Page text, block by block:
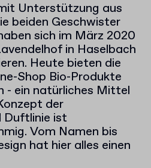
Unterstützung aus
beiden Geschwister
sich im März 2020
in Haselbach
Heute bieten die
Shop Bio-Produkte
- ein natürliches Mittel
der
Duftlinie ist
Vom Namen bis
hat hier alles einen